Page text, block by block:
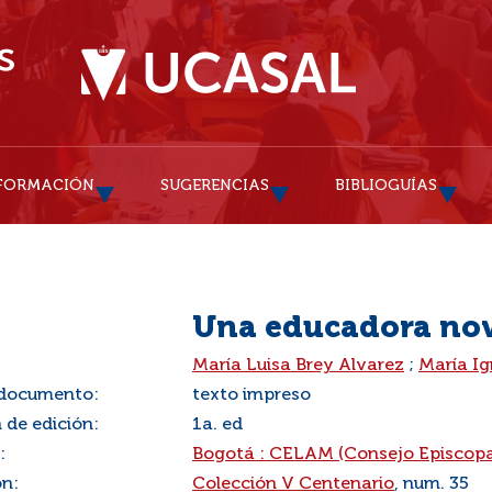
SUGERENCIAS BIBLIOGUÍAS
Una educadora
María Luisa Brey Alvarez ; María
texto impreso
de edición:
1a. ed
Bogotá : CELAM (Consejo
Colección V Centenario, num. 35